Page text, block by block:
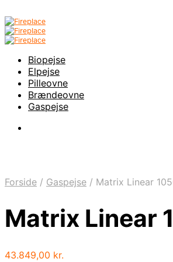
Biopejse
Elpejse
Pilleovne
Brændeovne
Gaspejse
Forside / Gaspejse / Matrix Linear
Matrix Linear
43.849,00 kr.